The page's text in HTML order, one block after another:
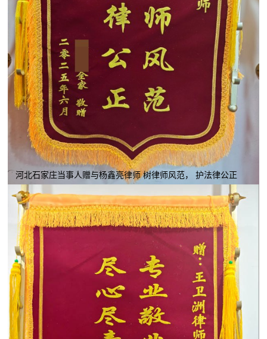
河北石家庄当事人赠与杨鑫亮律师 树律师风范， 护法律公正